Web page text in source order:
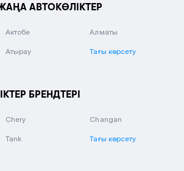
АВТОКӨЛІКТЕР
Актобе Алматы
Атырау Тағы көрсету
БРЕНДТЕРІ
Chery Changan
Tank Тағы көрсету